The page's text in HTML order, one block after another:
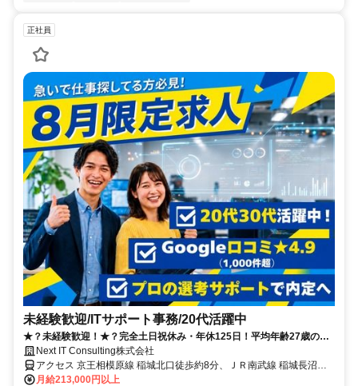
正社員
未経験歓迎/ITサポート事務/20代活躍中
★？未経験歓迎！★？完全土日祝休み・年休125日！平均年齢27歳の若
手活躍中！業界最長クラスのサポートでIT業界デビューを応援！
Next IT Consulting株式会社
アクセス 京王相模原線 稲城北口徒歩約8分、ＪＲ南武線 稲城長沼南
口徒歩約11分、京王相模原線 京王よみうりランド徒歩約19分
月給213,000円以上